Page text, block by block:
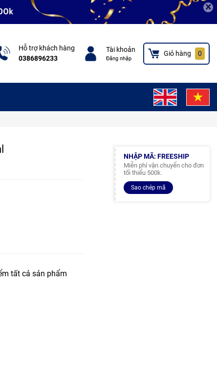
×
Hỗ trợ khách hàng
0386896233
Tài khoản
Đăng nhập
Giỏ hàng 0
tất cả sản phẩm
NHẬP MÃ: FREESHIP
Miễn phí vận chuyển cho đơn
tối thiểu 500k.
Sao chép mã